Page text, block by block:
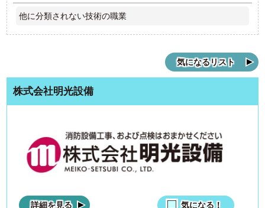
他に分類されない技術の職業
気になるリスト
株式会社明光設備
詳細を見る 気になる！